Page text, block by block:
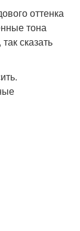
оттенка
тона
сказать